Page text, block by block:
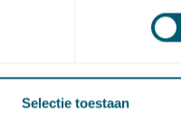
Selectie toestaan
heeft het
te meer nu op grond